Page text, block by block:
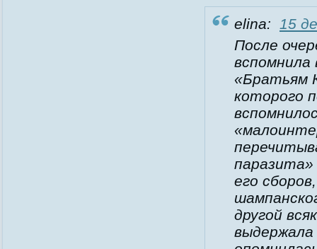
elina:
15
После
вспомнила
«Братьям
которого
его
другой